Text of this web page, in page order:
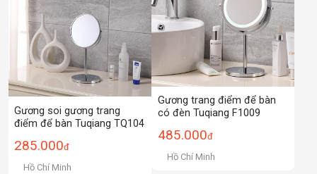
Gương soi gương trang
điểm để bàn Tuqiang TQ104
285.000đ
Hồ Chí Minh
Gương trang điểm để bàn
có đèn Tuqiang F1009
485.000đ
Hồ Chí Minh